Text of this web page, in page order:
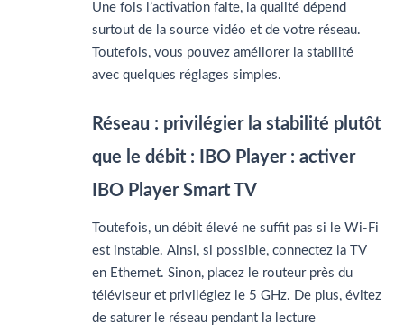
Une fois l’activation faite, la qualité dépend
surtout de la source vidéo et de votre réseau.
Toutefois, vous pouvez améliorer la stabilité
avec quelques réglages simples.
Réseau : privilégier la stabilité plutôt
que le débit : IBO Player : activer
IBO Player Smart TV
Toutefois, un débit élevé ne suffit pas si le Wi-Fi
est instable. Ainsi, si possible, connectez la TV
en Ethernet. Sinon, placez le routeur près du
téléviseur et privilégiez le 5 GHz. De plus, évitez
de saturer le réseau pendant la lecture